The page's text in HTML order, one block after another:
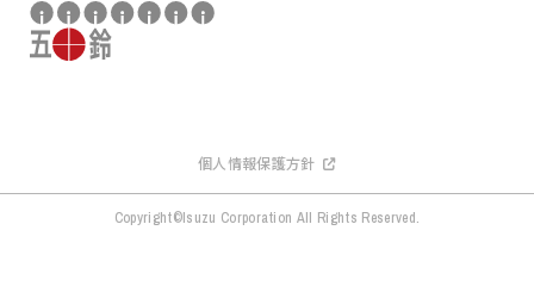
個人情報保護方針
Copyright©Isuzu Corporation All Rights Reserved.